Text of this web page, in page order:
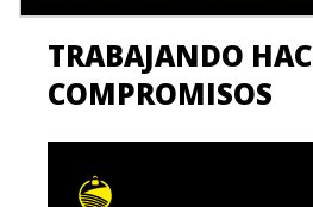
TRABAJANDO
COMPROMISOS